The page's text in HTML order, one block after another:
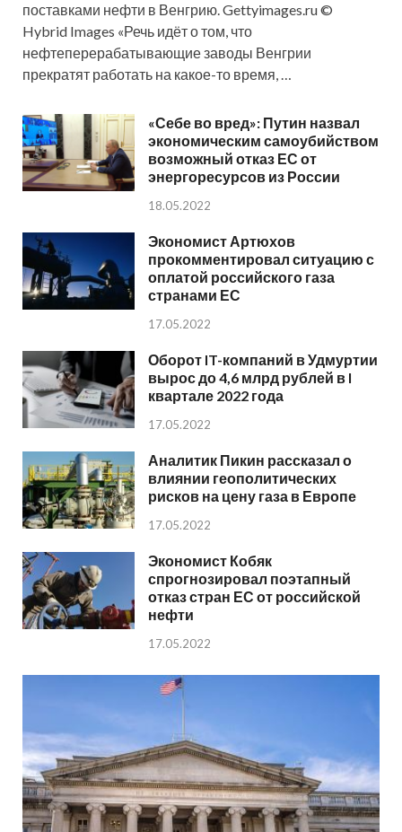
поставками нефти в Венгрию. Gettyimages.ru ©
Hybrid Images «Речь идёт о том, что
нефтеперерабатывающие заводы Венгрии
прекратят работать на какое-то время, …
«Себе во вред»: Путин назвал
экономическим самоубийством
возможный отказ ЕС от
энергоресурсов из России
18.05.2022
Экономист Артюхов
прокомментировал ситуацию с
оплатой российского газа
странами ЕС
17.05.2022
Оборот IT-компаний в Удмуртии
вырос до 4,6 млрд рублей в I
квартале 2022 года
17.05.2022
Аналитик Пикин рассказал о
влиянии геополитических
рисков на цену газа в Европе
17.05.2022
Экономист Кобяк
спрогнозировал поэтапный
отказ стран ЕС от российской
нефти
17.05.2022